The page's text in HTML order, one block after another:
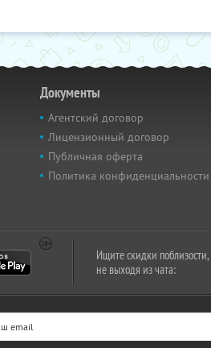
Документы
Агентский договор
Лицензионный договор
Публичная оферта
Политика конфиденциальности
Ищите скидки поблизости,
не выходя из чата: